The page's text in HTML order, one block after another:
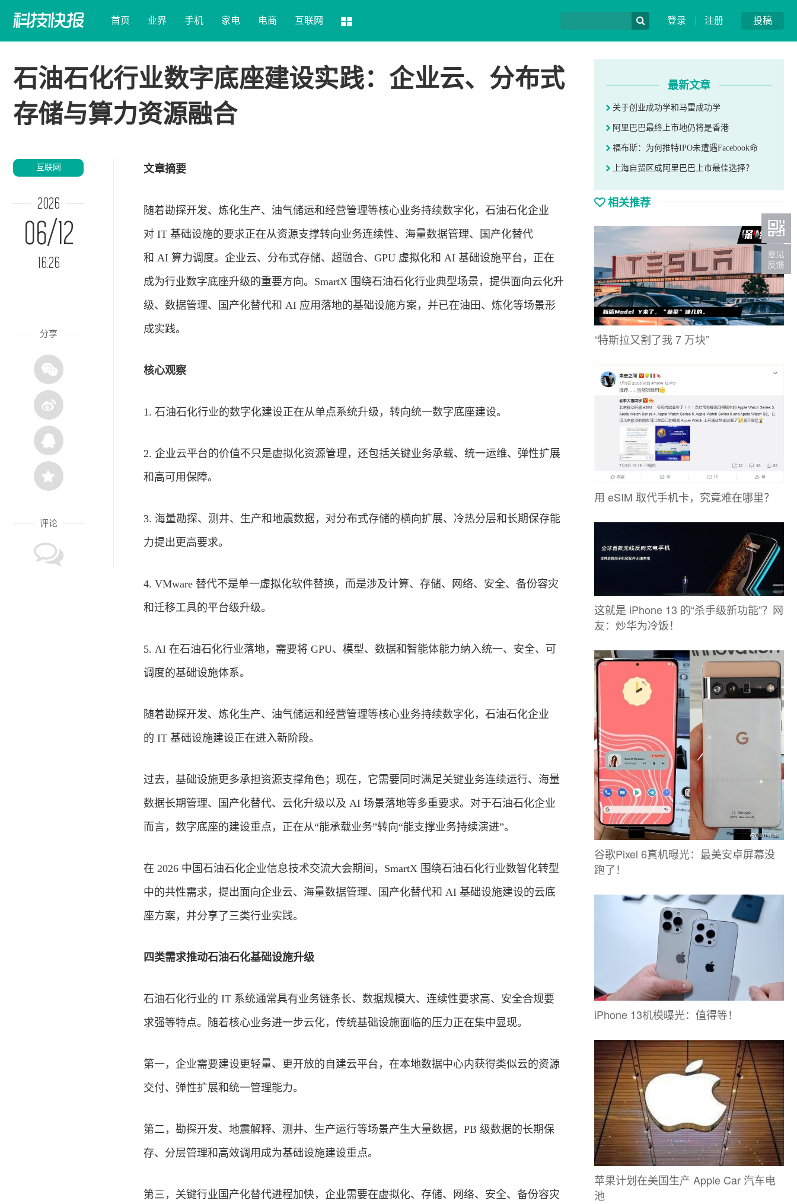
投稿
登录 | 注册
首页 业界 手机 家电 电商 互联网
石油石化行业数字底座建设实践：企业云、分布式
存储与算力资源融合
互联网
2026
06/12
16:26
分享
评论
文章摘要
随着勘探开发、炼化生产、油气储运和经营管理等核心业务持续数字化，石油石化企业
对 IT 基础设施的要求正在从资源支撑转向业务连续性、海量数据管理、国产化替代
和 AI 算力调度。企业云、分布式存储、超融合、GPU 虚拟化和 AI 基础设施平台，正在
成为行业数字底座升级的重要方向。SmartX 围绕石油石化行业典型场景，提供面向云化升
级、数据管理、国产化替代和 AI 应用落地的基础设施方案，并已在油田、炼化等场景形
成实践。
核心观察
1. 石油石化行业的数字化建设正在从单点系统升级，转向统一数字底座建设。
2. 企业云平台的价值不只是虚拟化资源管理，还包括关键业务承载、统一运维、弹性扩展
和高可用保障。
3. 海量勘探、测井、生产和地震数据，对分布式存储的横向扩展、冷热分层和长期保存能
力提出更高要求。
4. VMware 替代不是单一虚拟化软件替换，而是涉及计算、存储、网络、安全、备份容灾
和迁移工具的平台级升级。
5. AI 在石油石化行业落地，需要将 GPU、模型、数据和智能体能力纳入统一、安全、可
调度的基础设施体系。
随着勘探开发、炼化生产、油气储运和经营管理等核心业务持续数字化，石油石化企业
的 IT 基础设施建设正在进入新阶段。
过去，基础设施更多承担资源支撑角色；现在，它需要同时满足关键业务连续运行、海量
数据长期管理、国产化替代、云化升级以及 AI 场景落地等多重要求。对于石油石化企业
而言，数字底座的建设重点，正在从“能承载业务”转向“能支撑业务持续演进”。
在 2026 中国石油石化企业信息技术交流大会期间，SmartX 围绕石油石化行业数智化转型
中的共性需求，提出面向企业云、海量数据管理、国产化替代和 AI 基础设施建设的云底
座方案，并分享了三类行业实践。
四类需求推动石油石化基础设施升级
石油石化行业的 IT 系统通常具有业务链条长、数据规模大、连续性要求高、安全合规要
求强等特点。随着核心业务进一步云化，传统基础设施面临的压力正在集中显现。
第一，企业需要建设更轻量、更开放的自建云平台，在本地数据中心内获得类似云的资源
交付、弹性扩展和统一管理能力。
第二，勘探开发、地震解释、测井、生产运行等场景产生大量数据，PB 级数据的长期保
存、分层管理和高效调用成为基础设施建设重点。
第三，关键行业国产化替代进程加快，企业需要在虚拟化、存储、网络、安全、备份容灾
最新文章
关于创业成功学和马雷成功学
阿里巴巴最终上市地仍将是香港
福布斯：为何推特IPO未遭遇Facebook命
上海自贸区成阿里巴巴上市最佳选择？
相关推荐
“特斯拉又割了我 7 万块”
用 eSIM 取代手机卡，究竟难在哪里？
这就是 iPhone 13 的“杀手级新功能”？网
友：炒华为冷饭！
谷歌Pixel 6真机曝光：最美安卓屏幕没
跑了！
iPhone 13机模曝光：值得等！
苹果计划在美国生产 Apple Car 汽车电
池